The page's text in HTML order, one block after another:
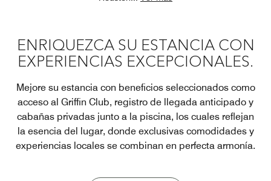
ENRIQUEZCA SU ESTANCIA CON
EXPERIENCIAS EXCEPCIONALES.
Mejore su estancia con beneficios seleccionados como
acceso al Griffin Club, registro de llegada anticipado y
cabañas privadas junto a la piscina, los cuales reflejan
la esencia del lugar, donde exclusivas comodidades y
experiencias locales se combinan en perfecta armonía.